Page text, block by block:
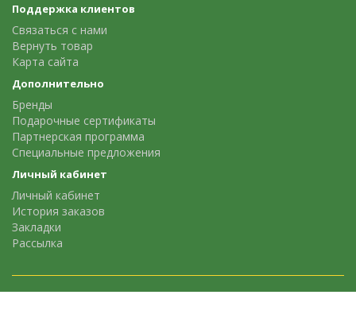
Поддержка клиентов
Связаться с нами
Вернуть товар
Карта сайта
Дополнительно
Бренды
Подарочные сертификаты
Партнерская программа
Специальные предложения
Личный кабинет
Личный кабинет
История заказов
Закладки
Рассылка